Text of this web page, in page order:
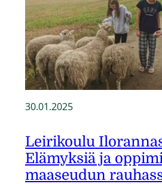
30.01.2025
Leirikoulu
Elämyksiä ja
maaseudun